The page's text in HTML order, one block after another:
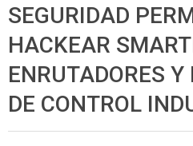
SEGURIDAD
HACKEAR
ENRUTADORES
DE CONTROL